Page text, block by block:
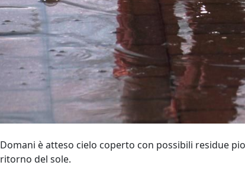
Domani è atteso cielo coperto con possibili residue
ritorno del sole.